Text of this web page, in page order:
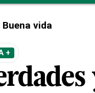
Buena vida
+